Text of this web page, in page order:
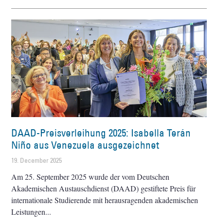
DAAD-Preisverleihung 2025: Isabella Terán
Niño aus Venezuela ausgezeichnet
19. December 2025
Am 25. September 2025 wurde der vom Deutschen
Akademischen Austauschdienst (DAAD) gestiftete Preis für
internationale Studierende mit herausragenden akademischen
Leistungen